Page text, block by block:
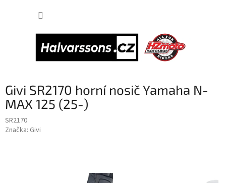
Givi SR2170 horní nosič Yamaha N-
MAX 125 (25-)
SR2170
Značka: Givi